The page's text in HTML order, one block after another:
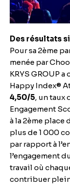
Des résultats
Pour sa 2ème
menée par
KRYS GROUP
Happy Index®
4,50/5, un taux
Engagement
à la 2ème place
plus de 1 000
par rapport à
l’engagement
travail où
contribuer